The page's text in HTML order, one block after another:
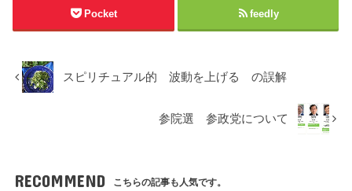
Pocket feedly
スピリチュアル的 波動を上げる の誤解
参院選 参政党について
RECOMMEND こちらの記事も人気です。